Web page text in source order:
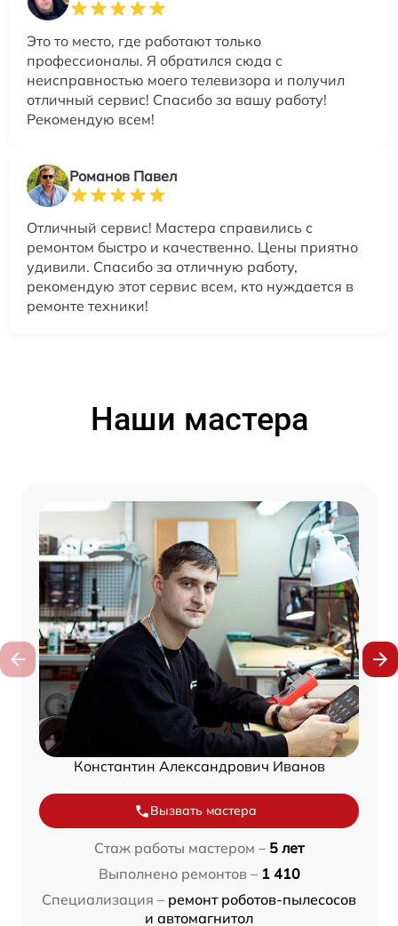
Это то место, где работают только
профессионалы. Я обратился сюда с
неисправностью моего телевизора и получил
отличный сервис! Спасибо за вашу работу!
Рекомендую всем!
Романов Павел
Отличный сервис! Мастера справились с
ремонтом быстро и качественно. Цены приятно
удивили. Спасибо за отличную работу,
рекомендую этот сервис всем, кто нуждается в
ремонте техники!
Наши мастера
Константин Александрович Иванов
Вызвать мастера
Стаж работы мастером – 5 лет
Выполнено ремонтов – 1 410
Специализация – ремонт роботов-пылесосов
и автомагнитол